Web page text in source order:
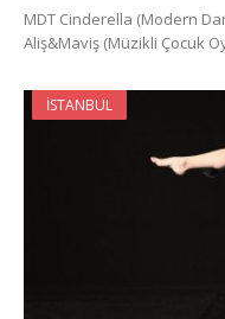
MDT Cinderella (Modern
Aliş&Maviş (Müzikli Çocuk
İSTANBUL